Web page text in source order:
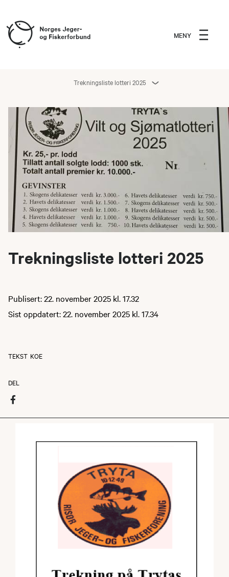
MENY
Trekningsliste lotteri 2025
Trekningsliste lotteri 2025
Publisert: 22. november 2025 kl. 17.32
Sist oppdatert: 22. november 2025 kl. 17.34
TEKST KOE
DEL